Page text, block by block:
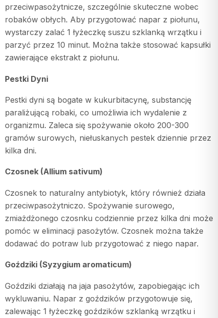
przeciwpasożytnicze, szczególnie skuteczne wobec
robaków obłych. Aby przygotować napar z piołunu,
wystarczy zalać 1 łyżeczkę suszu szklanką wrzątku i
parzyć przez 10 minut. Można także stosować kapsułki
zawierające ekstrakt z piołunu.
Pestki Dyni
Pestki dyni są bogate w kukurbitacynę, substancję
paraliżującą robaki, co umożliwia ich wydalenie z
organizmu. Zaleca się spożywanie około 200-300
gramów surowych, niełuskanych pestek dziennie przez
kilka dni.
Czosnek (Allium sativum)
Czosnek to naturalny antybiotyk, który również działa
przeciwpasożytniczo. Spożywanie surowego,
zmiażdżonego czosnku codziennie przez kilka dni może
pomóc w eliminacji pasożytów. Czosnek można także
dodawać do potraw lub przygotować z niego napar.
Goździki (Syzygium aromaticum)
Goździki działają na jaja pasożytów, zapobiegając ich
wykluwaniu. Napar z goździków przygotowuje się,
zalewając 1 łyżeczkę goździków szklanką wrzątku i